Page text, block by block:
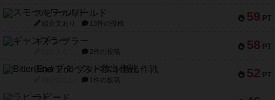
59 PT
スモールワールド
紹介文あり 13件の投稿
58 PT
ギャンブラー
2件の投稿
52 PT
Bitter End ブタペスト救出作戦
1件の投稿
ラピード